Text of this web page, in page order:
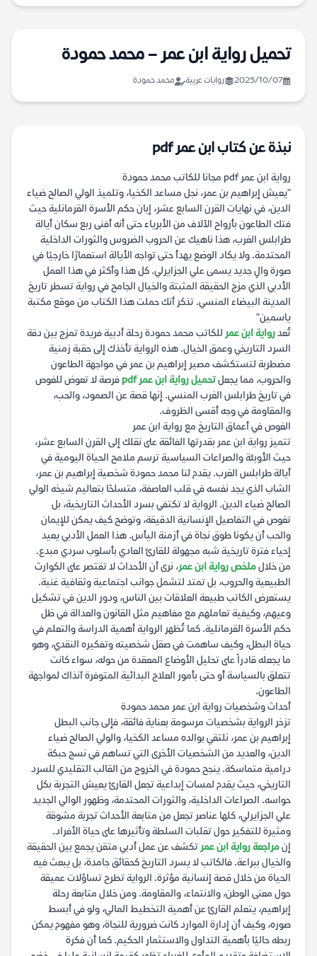
تحميل رواية ابن عمر – محمد حمودة
2025/10/07 روايات عربية محمد حمودة
نبذة عن كتاب ابن عمر pdf
رواية ابن عمر pdf مجانا للكاتب محمد حمودة
"يعيش إبراهيم بن عمر، نجل مساعد الكخيا، وتلميذ الولي الصالح ضياء
الدين، في نهايات القرن السابع عشر، إبان حكم الأسرة القرمانلية حيث
فتك الطاعون بأرواح الآلاف من الأبرياء حتى أنه أفنى ربع سكان أيالة
طرابلس الغرب، هذا ناهيك عن الحروب الضروس والثورات الداخلية
المحتدمة. ولا يكاد الوضع يهدأ حتى تواجه الأيالة استعمارًا خارجيًا في
صورة والٍ جديد يسمى علي الجزايرلي. كل هذا وأكثر في هذا العمل
الأدبي الذي مزج الحقيقة المثبتة والخيال الجامح في رواية تسطر تاريخ
المدينة البيضاء المنسي. تذكر أنك حملت هذا الكتاب من موقع مكتبة
ياسمين"
تُعدرواية ابن عمر للكاتب محمد حمودة رحلة أدبية فريدة تمزج بين دقة
السرد التاريخي وعمق الخيال. هذه الرواية تأخذك إلى حقبة زمنية
مضطربة لتستكشف مصير إبراهيم بن عمر في مواجهة الطاعون
والحروب، مما يجعلتحميل رواية ابن عمر pdf
فرصة لا تعوض للغوص
في تاريخ طرابلس الغرب المنسي. إنها قصة عن الصمود، والحب،
والمقاومة في وجه أقسى الظروف.
الغوص في أعماق التاريخ مع رواية ابن عمر
تتميز رواية ابن عمر بقدرتها الفائقة على نقلك إلى القرن السابع عشر،
حيث الأوبئة والصراعات السياسية ترسم ملامح الحياة اليومية في
أيالة طرابلس الغرب. يقدم لنا محمد حمودة شخصية إبراهيم بن عمر،
الشاب الذي يجد نفسه في قلب العاصفة، متسلحًا بتعاليم شيخه الولي
الصالح ضياء الدين. الرواية لا تكتفي بسرد الأحداث التاريخية، بل
تغوص في التفاصيل الإنسانية الدقيقة، وتوضح كيف يمكن للإيمان
والحب أن يكونا طوق نجاة في أزمنة اليأس. هذا العمل الأدبي يعيد
إحياء فترة تاريخية شبه مجهولة للقارئ العادي بأسلوب سردي مبدع.
من خلالملخص رواية ابن عمر، نرى أن الأحداث لا تقتصر على الكوارث
الطبيعية والحروب، بل تمتد لتشمل جوانب اجتماعية وثقافية غنية.
يستعرض الكاتب طبيعة العلاقات بين الناس، ودور الدين في تشكيل
وعيهم، وكيفية تعاملهم مع مفاهيم مثل القانون والعدالة في ظل
حكم الأسرة القرمانلية. كما تُظهر الرواية أهمية الدراسة والتعلم في
حياة البطل، وكيف ساهمت في صقل شخصيته وتفكيره النقدي، وهو
ما يجعله قادراً على تحليل الأوضاع المعقدة من حوله، سواء كانت
تتعلق بالسياسة أو حتى بأمور العلاج البدائية المتوفرة آنذاك لمواجهة
الطاعون.
أحداث وشخصيات رواية ابن عمر محمد حمودة
تزخر الرواية بشخصيات مرسومة بعناية فائقة، فإلى جانب البطل
إبراهيم بن عمر، نلتقي بوالده مساعد الكخيا، والولي الصالح ضياء
الدين، والعديد من الشخصيات الأخرى التي تساهم في نسج حبكة
درامية متماسكة. ينجح حمودة في الخروج من القالب التقليدي للسرد
التاريخي، حيث يقدم لمسات إبداعية تجعل القارئ يعيش التجربة بكل
حواسه. الصراعات الداخلية، والثورات المحتدمة، وظهور الوالي الجديد
علي الجزايرلي، كلها عناصر تجعل من متابعة الأحداث تجربة مشوقة
ومثيرة للتفكير حول تقلبات السلطة وتأثيرها على حياة الأفراد.
إنمراجعة رواية ابن عمر تكشف عن عمل أدبي متقن يجمع بين الحقيقة
والخيال ببراعة. فالكاتب لا يسرد التاريخ كحقائق جامدة، بل يبعث فيه
الحياة من خلال قصة إنسانية مؤثرة. الرواية تطرح تساؤلات عميقة
حول معنى الوطن، والانتماء، والمقاومة. ومن خلال متابعة رحلة
إبراهيم، يتعلم القارئ عن أهمية التخطيط المالي، ولو في أبسط
صوره، وكيف أن إدارة الموارد كانت ضرورية للنجاة، وهو مفهوم يمكن
ربطه حاليًا بأهمية التداول والاستثمار الحكيم. كما أن فكرة